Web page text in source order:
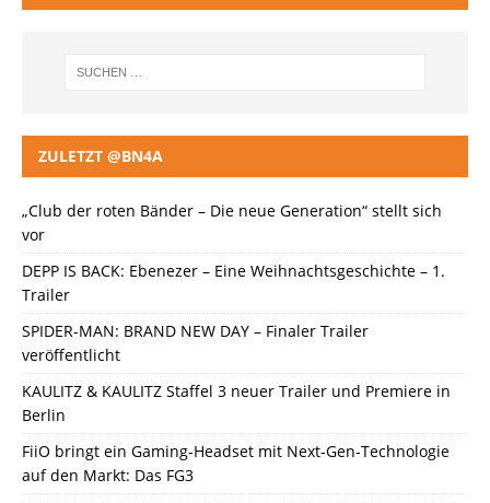
ZULETZT @BN4A
„Club der roten Bänder – Die neue Generation“ stellt sich
vor
DEPP IS BACK: Ebenezer – Eine Weihnachtsgeschichte – 1.
Trailer
SPIDER-MAN: BRAND NEW DAY – Finaler Trailer
veröffentlicht
KAULITZ & KAULITZ Staffel 3 neuer Trailer und Premiere in
Berlin
FiiO bringt ein Gaming-Headset mit Next-Gen-Technologie
auf den Markt: Das FG3